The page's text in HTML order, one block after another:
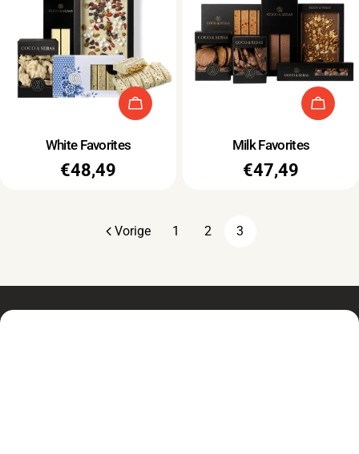
Uitverkocht
Type:
White Favorites
Normale
€48,49
Type:
Milk Favorites
Normale
€47,49
Vorige 1 2 3